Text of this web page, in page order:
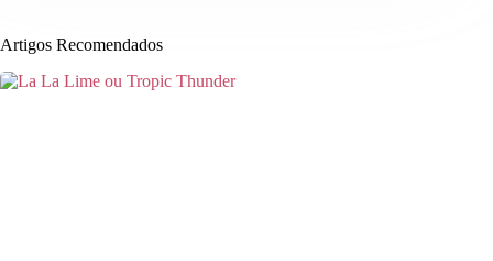
Artigos Recomendados